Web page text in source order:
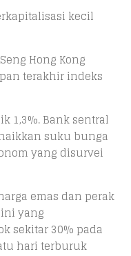
kecil
Hong Kong
terakhir indeks
1,3%. Bank sentral
suku bunga
yang disurvei
emas dan perak
yang
sekitar 30% pada
hari terburuk